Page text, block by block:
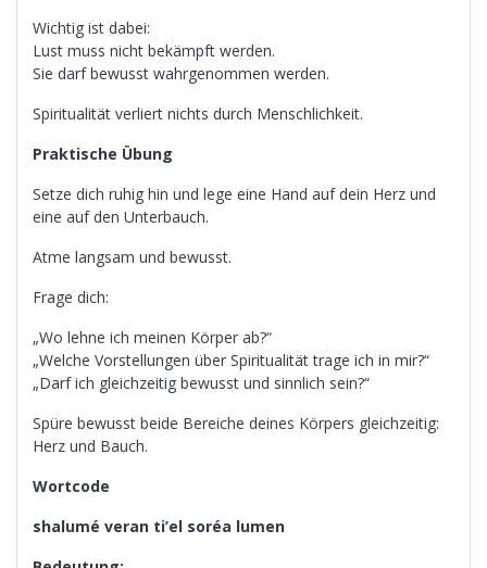
Wichtig ist dabei:
Lust muss nicht bekämpft werden.
Sie darf bewusst wahrgenommen werden.
Spiritualität verliert nichts durch Menschlichkeit.
Praktische Übung
Setze dich ruhig hin und lege eine Hand auf dein Herz und
eine auf den Unterbauch.
Atme langsam und bewusst.
Frage dich:
„Wo lehne ich meinen Körper ab?“
„Welche Vorstellungen über Spiritualität trage ich in mir?“
„Darf ich gleichzeitig bewusst und sinnlich sein?“
Spüre bewusst beide Bereiche deines Körpers gleichzeitig:
Herz und Bauch.
Wortcode
shalumé veran ti’el soréa lumen